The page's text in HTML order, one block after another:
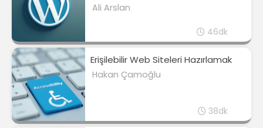
Ali Arslan
46dk
Erişilebilir Web Siteleri Hazırlamak
Hakan Çamoğlu
38dk